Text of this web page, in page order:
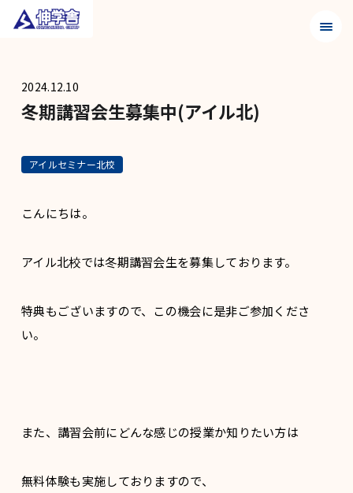
メニ
2024.12.10
冬期講習会生募集中(アイル北)
アイルセミナー北校
こんにちは。
アイル北校では冬期講習会生を募集しております。
特典もございますので、この機会に是非ご参加くださ
い。
また、講習会前にどんな感じの授業か知りたい方は
無料体験も実施しておりますので、